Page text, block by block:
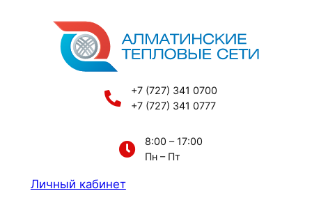
содержимому
+7 (727) 341 0700
+7 (727) 341 0777
8:00 – 17:00
Пн – Пт
Личный кабинет